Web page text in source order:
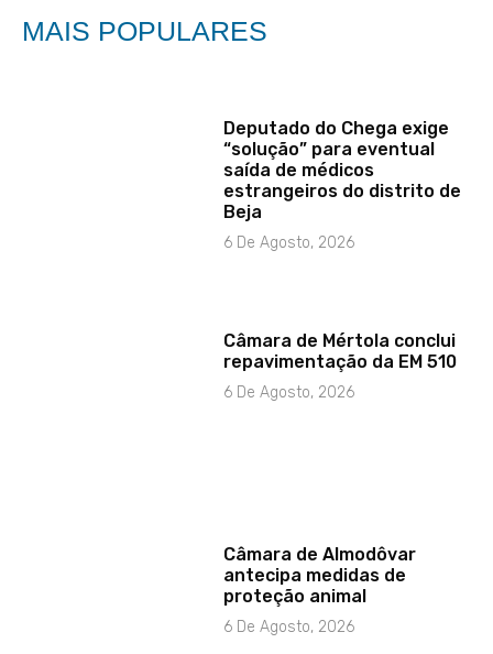
MAIS POPULARES
Deputado do Chega exige
“solução” para eventual
saída de médicos
estrangeiros do distrito de
Beja
6 De Agosto, 2026
Câmara de Mértola conclui
repavimentação da EM 510
6 De Agosto, 2026
Câmara de Almodôvar
antecipa medidas de
proteção animal
6 De Agosto, 2026